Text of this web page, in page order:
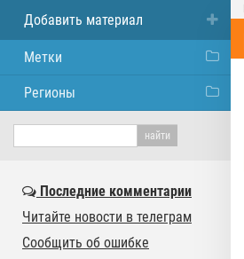
Добавить материал
Метки
Регионы
Последние комментарии
Читайте новости в телеграм
Сообщить об ошибке